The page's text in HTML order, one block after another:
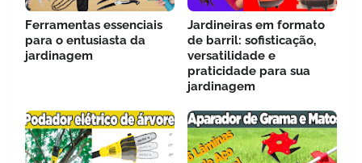
Ferramentas essenciais
para o entusiasta da
jardinagem
Jardineiras em formato
de barril: sofisticação,
versatilidade e
praticidade para sua
jardinagem